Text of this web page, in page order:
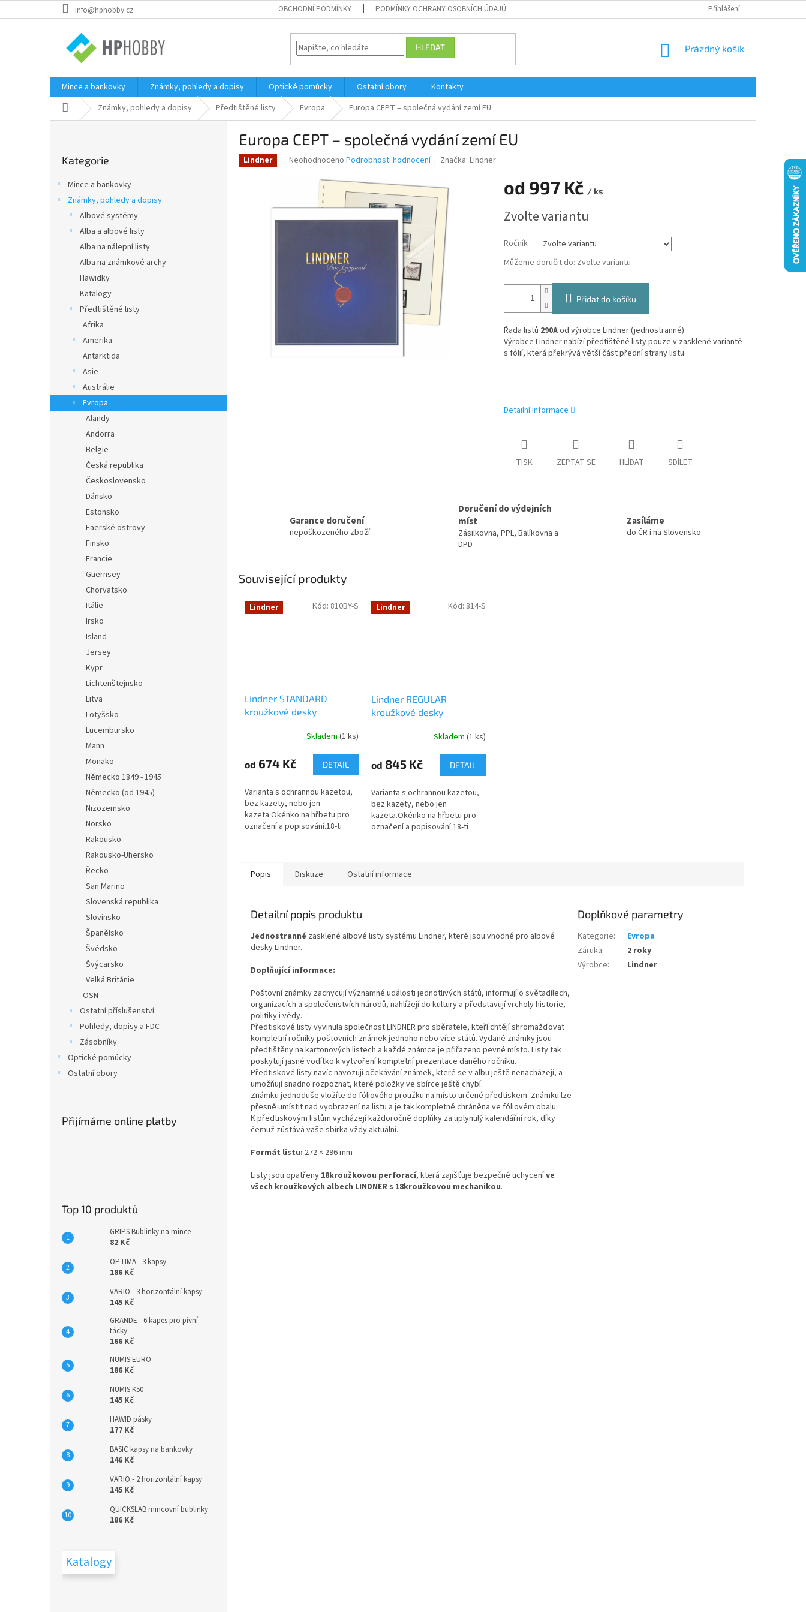
na
info@hphobby.cz OBCHODNÍ PODMÍNKY PODMÍNKY OCHRANY OSOBNÍCH ÚDAJŮ Přihlášení
HLEDAT
NÁKUPNÍ
Prázdný košík
Mince a bankovky Známky, pohledy a dopisy Optické pomůcky Ostatní obory
Kontakty
Domů Známky, pohledy a dopisy Předtištěné listy Evropa Europa CEPT – společná vydání zemí EU
kategorie
Kategorie
Mince a bankovky
Známky, pohledy a dopisy
Albové systémy
Alba a albové listy
Alba na nálepní listy
Alba na známkové archy
Hawidky
Katalogy
Předtištěné listy
Afrika
Amerika
Antarktida
Asie
Austrálie
Evropa
Alandy
Andorra
Belgie
Česká republika
Československo
Dánsko
Estonsko
Faerské ostrovy
Finsko
Francie
Guernsey
Chorvatsko
Itálie
Irsko
Island
Jersey
Kypr
Lichtenštejnsko
Litva
Lotyšsko
Lucembursko
Mann
Monako
Německo 1849 - 1945
Německo (od 1945)
Nizozemsko
Norsko
Rakousko
Rakousko-Uhersko
Řecko
San Marino
Slovenská republika
Slovinsko
Španělsko
Švédsko
Švýcarsko
Velká Británie
OSN
Ostatní příslušenství
Pohledy, dopisy a FDC
Zásobníky
Optické pomůcky
Ostatní obory
Přijímáme online platby
Top 10 produktů
GRIPS Bublinky na mince
82 Kč
OPTIMA - 3 kapsy
186 Kč
VARIO - 3 horizontální kapsy
145 Kč
GRANDE - 6 kapes pro pivní
tácky
166 Kč
NUMIS EURO
186 Kč
NUMIS K50
145 Kč
HAWID pásky
177 Kč
BASIC kapsy na bankovky
146 Kč
VARIO - 2 horizontální kapsy
145 Kč
QUICKSLAB mincovní bublinky
186 Kč
Katalogy
Europa CEPT – společná vydání zemí EU
Lindner
Průměrné
produktu
0,0
Neohodnoceno Podrobnosti hodnocení Značka:Lindner
od 997 Kč / ks
cena:
Zvolte variantu
Ročník
Můžeme doručit do: Zvolte variantu
Přidat do košíku
Řada listů 290Aod výrobce Lindner (jednostranné).
Výrobce Lindner nabízí předtištěné listy pouze v zasklené variantě
s fólií, která překrývá větší část přední strany listu.
Detailní informace
TISK ZEPTAT SE HLÍDAT SDÍLET
Garance doručení
nepoškozeného zboží
Doručení do výdejních
míst
Zásilkovna, PPL, Balíkovna a
DPD
Zasíláme
do ČR i na Slovensko
Související produkty
Lindner
Lindner STANDARD
kroužkové desky
Skladem (1 ks)
od 674 Kč DETAIL
Varianta s ochrannou kazetou,
bez kazety, nebo jen
kazeta.Okénko na hřbetu pro
označení a popisování.18-ti
Kód: 810BY-S Lindner
Lindner REGULAR
kroužkové desky
Skladem (1 ks)
od 845 Kč DETAIL
Varianta s ochrannou kazetou,
bez kazety, nebo jen
kazeta.Okénko na hřbetu pro
označení a popisování.18-ti
Kód: 814-S
Popis Diskuze Ostatní informace
Detailní popis produktu
Jednostranné zasklené albové listy systému Lindner, které jsou vhodné pro albové
desky Lindner.
Doplňující informace:
Poštovní známky zachycují významné události jednotlivých států, informují o světadílech,
organizacích a společenstvích národů, nahlížejí do kultury a představují vrcholy historie,
politiky i vědy.
Předtiskové listy vyvinula společnost LINDNER pro sběratele, kteří chtějí shromažďovat
kompletní ročníky poštovních známek jednoho nebo více států. Vydané známky jsou
předtištěny na kartonových listech a každé známce je přiřazeno pevné místo. Listy tak
poskytují jasné vodítko k vytvoření kompletní prezentace daného ročníku.
Předtiskové listy navíc navozují očekávání známek, které se v albu ještě nenacházejí, a
umožňují snadno rozpoznat, které položky ve sbírce ještě chybí.
Známku jednoduše vložíte do fóliového proužku na místo určené předtiskem. Známku lze
přesně umístit nad vyobrazení na listu a je tak kompletně chráněna ve fóliovém obalu.
K předtiskovým listům vycházejí každoročně doplňky za uplynulý kalendářní rok, díky
čemuž zůstává vaše sbírka vždy aktuální.
Formát listu: 272 × 296 mm
Listy jsou opatřeny 18kroužkovou perforací, která zajišťuje bezpečné uchyceníve
všech kroužkových albech LINDNER s 18kroužkovou mechanikou.
Doplňkové parametry
Kategorie:
Evropa
Záruka:
2 roky
Výrobce: Lindner